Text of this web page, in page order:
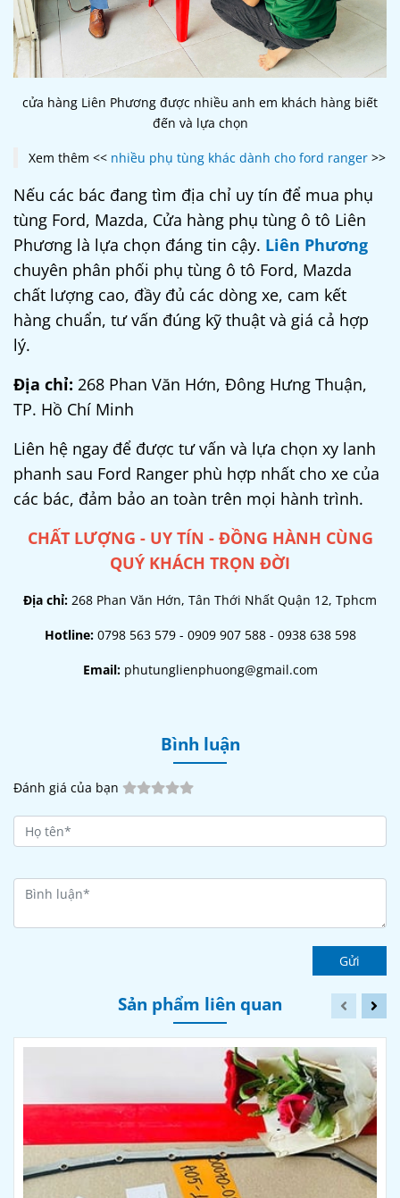
cửa hàng Liên Phương được nhiều anh em khách hàng biết
đến và lựa chọn
Xem thêm << nhiều phụ tùng khác dành cho ford ranger >>
Nếu các bác đang tìm địa chỉ uy tín để mua phụ
tùng Ford, Mazda, Cửa hàng phụ tùng ô tô Liên
Phương là lựa chọn đáng tin cậy. Liên Phương
chuyên phân phối phụ tùng ô tô Ford, Mazda
chất lượng cao, đầy đủ các dòng xe, cam kết
hàng chuẩn, tư vấn đúng kỹ thuật và giá cả hợp
lý.
Địa chỉ: 268 Phan Văn Hớn, Đông Hưng Thuận,
TP. Hồ Chí Minh
Liên hệ ngay để được tư vấn và lựa chọn xy lanh
phanh sau Ford Ranger phù hợp nhất cho xe của
các bác, đảm bảo an toàn trên mọi hành trình.
CHẤT LƯỢNG - UY TÍN - ĐỒNG HÀNH CÙNG
QUÝ KHÁCH TRỌN ĐỜI
Địa chỉ: 268 Phan Văn Hớn, Tân Thới Nhất Quận 12, Tphcm
Hotline:0798 563 579 - 0909 907 588 - 0938 638 598
Email: phutunglienphuong@gmail.com
Bình luận
Đánh giá của bạn
Gửi
Sản phẩm liên quan